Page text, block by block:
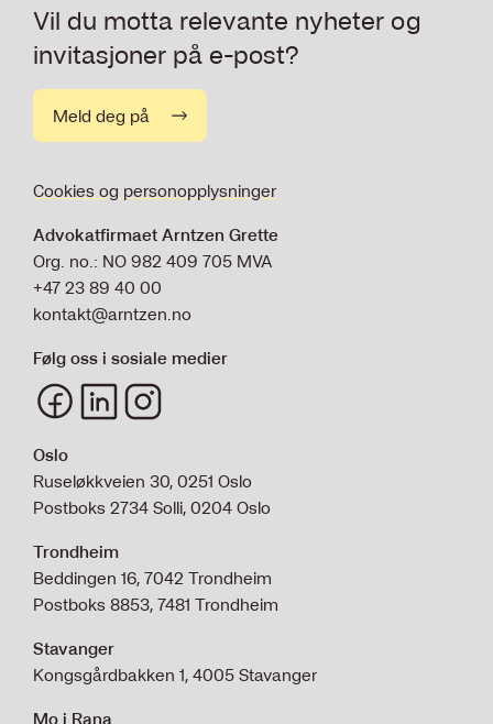
Vil du motta relevante nyheter og
invitasjoner på e-post?
Meld deg på
Cookies og personopplysninger
Advokatfirmaet Arntzen Grette
Org. no.: NO 982 409 705 MVA
+47 23 89 40 00
kontakt@arntzen.no
Følg oss i sosiale medier
Oslo
Ruseløkkveien 30, 0251 Oslo
Postboks 2734 Solli, 0204 Oslo
Trondheim
Beddingen 16, 7042 Trondheim
Postboks 8853, 7481 Trondheim
Stavanger
Kongsgårdbakken 1, 4005 Stavanger
Mo i Rana